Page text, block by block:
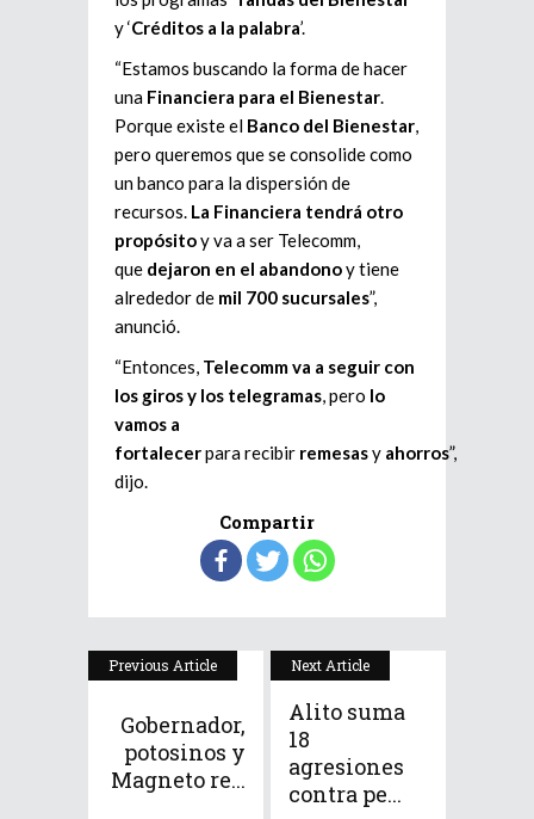
y ‘Créditos a la palabra’.
“Estamos buscando la forma de hacer
una Financiera para el Bienestar.
Porque existe el Banco del Bienestar,
pero queremos que se consolide como
un banco para la dispersión de
recursos. La Financiera tendrá otro
propósitoy va a ser Telecomm,
que dejaron en el abandonoy tiene
alrededor de mil 700 sucursales”,
anunció.
“Entonces, Telecomm va a seguir con
los giros y los telegramas, pero lo
vamos a
fortalecerpararecibir remesasy ahorros”,
dijo.
Compartir
Previous Article
Gobernador,
potosinos y
Magneto re...
Next Article
Alito suma
18
agresiones
contra pe...